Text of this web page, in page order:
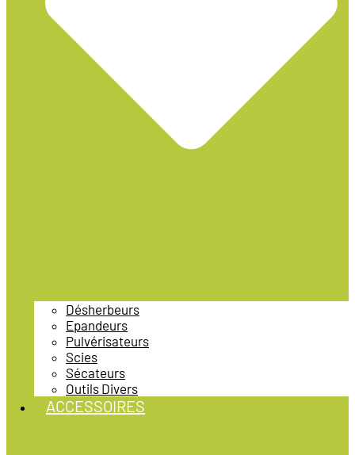
Désherbeurs
Epandeurs
Pulvérisateurs
Scies
Sécateurs
Outils Divers
ACCESSOIRES